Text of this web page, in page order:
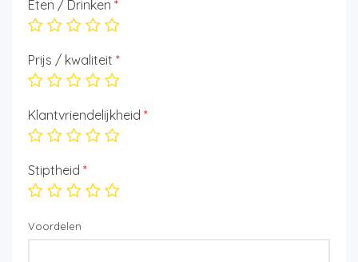
Eten / Drinken *
Prijs / kwaliteit *
Klantvriendelijkheid *
Stiptheid *
Voordelen